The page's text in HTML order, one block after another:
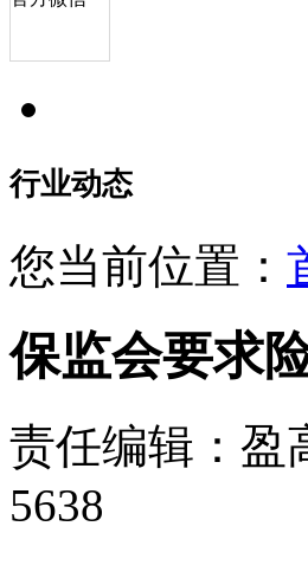
行业动态
您当前位置：
保监会要求
责任编辑：
5638